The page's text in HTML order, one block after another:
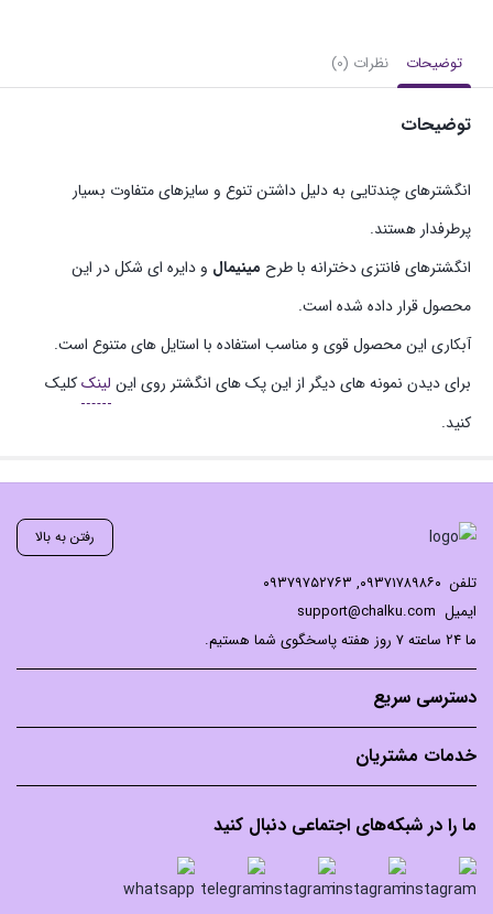
توضیحات نظرات (0)
توضیحات
انگشترهای چندتایی به دلیل داشتن تنوع و سایزهای متفاوت بسیار
پرطرفدار هستند.
انگشترهای فانتزی دخترانه با طرح مینیمال و دایره ای شکل در این
محصول قرار داده شده است.
آبکاری این محصول قوی و مناسب استفاده با استایل های متنوع است.
برای دیدن نمونه های دیگر از این پک های انگشتر روی این لینککلیک
کنید.
رفتن به بالا
تلفن ۰۹۳۷۱۷۸۹۸۶۰, ۰۹۳۷۹۷۵۲۷۶۳
ایمیل support@chalku.com
ما 24 ساعته 7 روز هفته پاسخگوی شما هستیم.
دسترسی سریع
خدمات مشتریان
ما را در شبکه‌های اجتماعی دنبال کنید